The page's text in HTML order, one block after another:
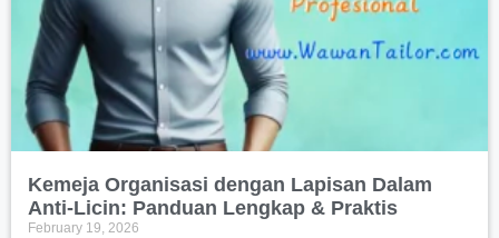
Kemeja Organisasi dengan Lapisan Dalam
Anti-Licin: Panduan Lengkap & Praktis
February 19, 2026